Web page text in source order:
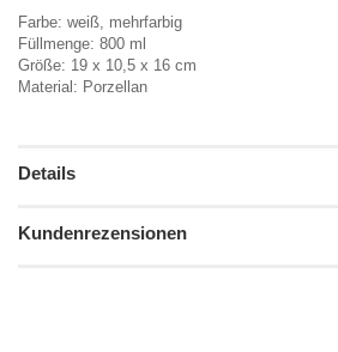
Farbe: weiß, mehrfarbig
Füllmenge: 800 ml
Größe: 19 x 10,5 x 16 cm
Material: Porzellan
Details
Kundenrezensionen